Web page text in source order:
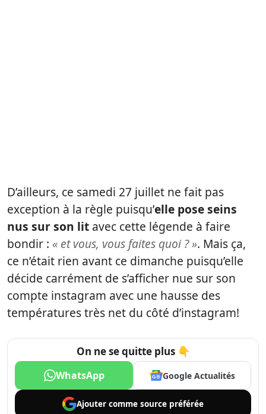
D’ailleurs, ce samedi 27 juillet ne fait pas
exception à la règle puisqu’elle pose seins
nus sur son lit avec cette légende à faire
bondir : « et vous, vous faites quoi ? ». Mais ça,
ce n’était rien avant ce dimanche puisqu’elle
décide carrément de s’afficher nue sur son
compte instagram avec une hausse des
températures très net du côté d’instagram!
On ne se quitte plus 👇
WhatsApp Google Actualités
Ajouter comme source préférée